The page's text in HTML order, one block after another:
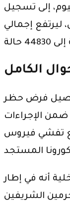
إلى تسجيل
ليرتفع إجمالي
الكامل
فرض حظر
الإجراءات
تفشي فيروس
أنه في إطار
الشريفين